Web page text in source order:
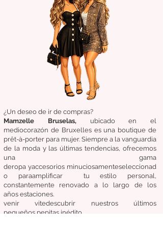
¿Un deseo de ir de compras?
Mamzelle Bruselas, ubicado en el
mediocorazón de Bruxelles es una boutique de
prêt-à-porter para mujer. Siempre a la vanguardia
de la moda y las últimas tendencias, ofrecemos
una gama
deropa yaccesorios minuciosamenteseleccionad
o paraamplificartu estilo personal,
constantemente renovado a lo largo de los
años estaciones.
venir vitedescubrir nuestros últimos
pequeños pepitas inédito.